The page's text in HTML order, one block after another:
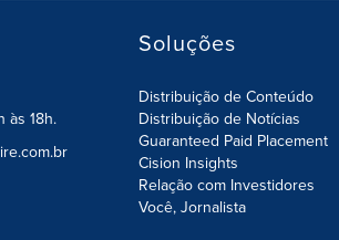
às 18h.
Soluções
Distribuição de Conteúdo
Distribuição de Notícias
Guaranteed Paid Placement
Cision Insights
Relação com Investidores
Você, Jornalista